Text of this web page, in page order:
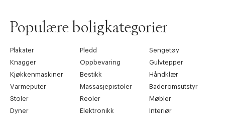
Populære boligkategorier
Plakater Pledd
Sengetøy
Knagger
Oppbevaring
Gulvtepper
Kjøkkenmaskiner
Bestikk
Håndklær
Varmeputer
Massasjepistoler
Baderomsutstyr
Stoler
Reoler
Møbler
Dyner
Elektronikk
Interiør